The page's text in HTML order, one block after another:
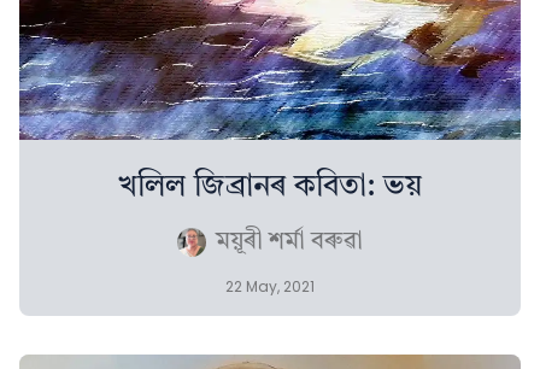
খলিল জিব্ৰানৰ কবিতা: ভয়
ময়ূৰী শৰ্মা বৰুৱা
22 May, 2021